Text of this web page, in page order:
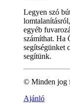
Legyen szó
egyéb
számíthat. Ha
segítségünket
segítünk.
© Minden jog
Ajánló